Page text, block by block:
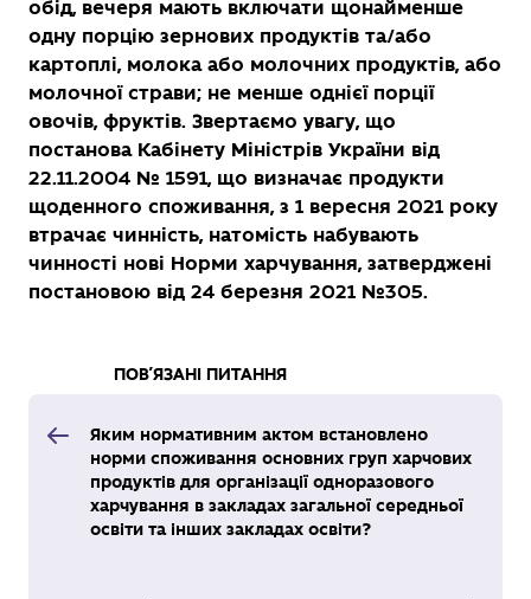
обід, вечеря мають включати щонайменше
одну порцію зернових продуктів та/або
картоплі, молока або молочних продуктів, або
молочної страви; не менше однієї порції
овочів, фруктів. Звертаємо увагу, що
постанова Кабінету Міністрів України від
22.11.2004 № 1591, що визначає продукти
щоденного споживання, з 1 вересня 2021 року
втрачає чинність, натомість набувають
чинності нові Норми харчування, затверджені
постановою від 24 березня 2021 №305.
ПОВ’ЯЗАНІ ПИТАННЯ
Яким нормативним актом встановлено
норми споживання основних груп харчових
продуктів для організації одноразового
харчування в закладах загальної середньої
освіти та інших закладах освіти?